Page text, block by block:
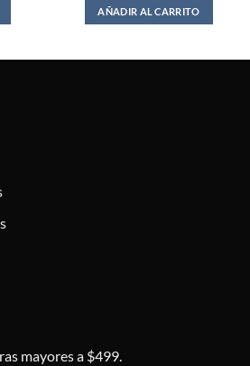
AÑADIR AL CARRITO
mayores a $499.